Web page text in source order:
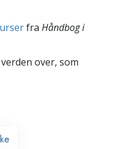
fra Håndbog i
over, som